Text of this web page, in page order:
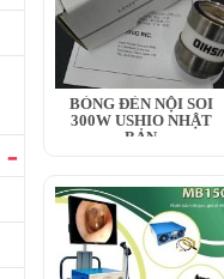
BÓNG ĐÈN NỘI SOI
300W USHIO NHẬT
BẢN